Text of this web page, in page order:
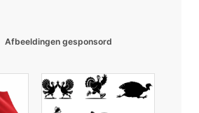
Afbeeldingen gesponsord